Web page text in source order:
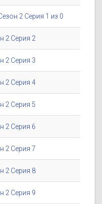
2 Серия 1 из 0
2 Серия 2
2 Серия 3
2 Серия 4
2 Серия 5
2 Серия 6
2 Серия 7
2 Серия 8
2 Серия 9